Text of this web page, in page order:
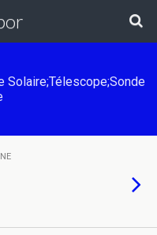
Solaire;télescope;sonde